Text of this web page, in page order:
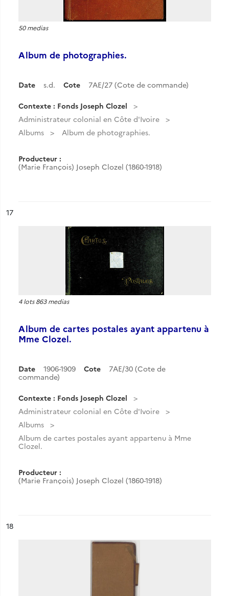
50 medias
Album de photographies.
Date s.d. Cote 7AE/27 (Cote de commande)
Contexte : Fonds Joseph Clozel
Administrateur colonial en Côte d'Ivoire
Albums
Album de photographies.
Producteur :
(Marie François) Joseph Clozel (1860-1918)
n°
17
4 lots 863 medias
Album de cartes postales ayant appartenu à
Mme Clozel.
Date 1906-1909 Cote
7AE/30 (Cote de
commande)
Contexte : Fonds Joseph Clozel
Administrateur colonial en Côte d'Ivoire
Albums
Album de cartes postales ayant appartenu à Mme
Clozel.
Producteur :
(Marie François) Joseph Clozel (1860-1918)
n°
18